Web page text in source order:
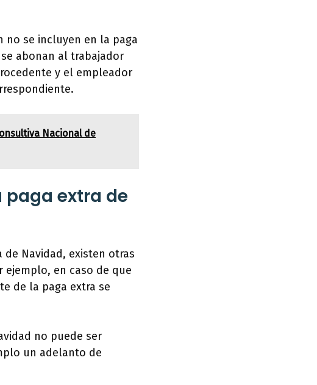
no se incluyen en la paga
abonan al trabajador
y el empleador
Nacional de
extra de
Navidad, existen otras
ejemplo, en caso de que
de la paga extra se
no puede ser
un adelanto de